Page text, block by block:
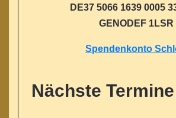
DE37 5066 1639 0005
GENODEF 1LSR
Spendenkonto
Nächste Termine